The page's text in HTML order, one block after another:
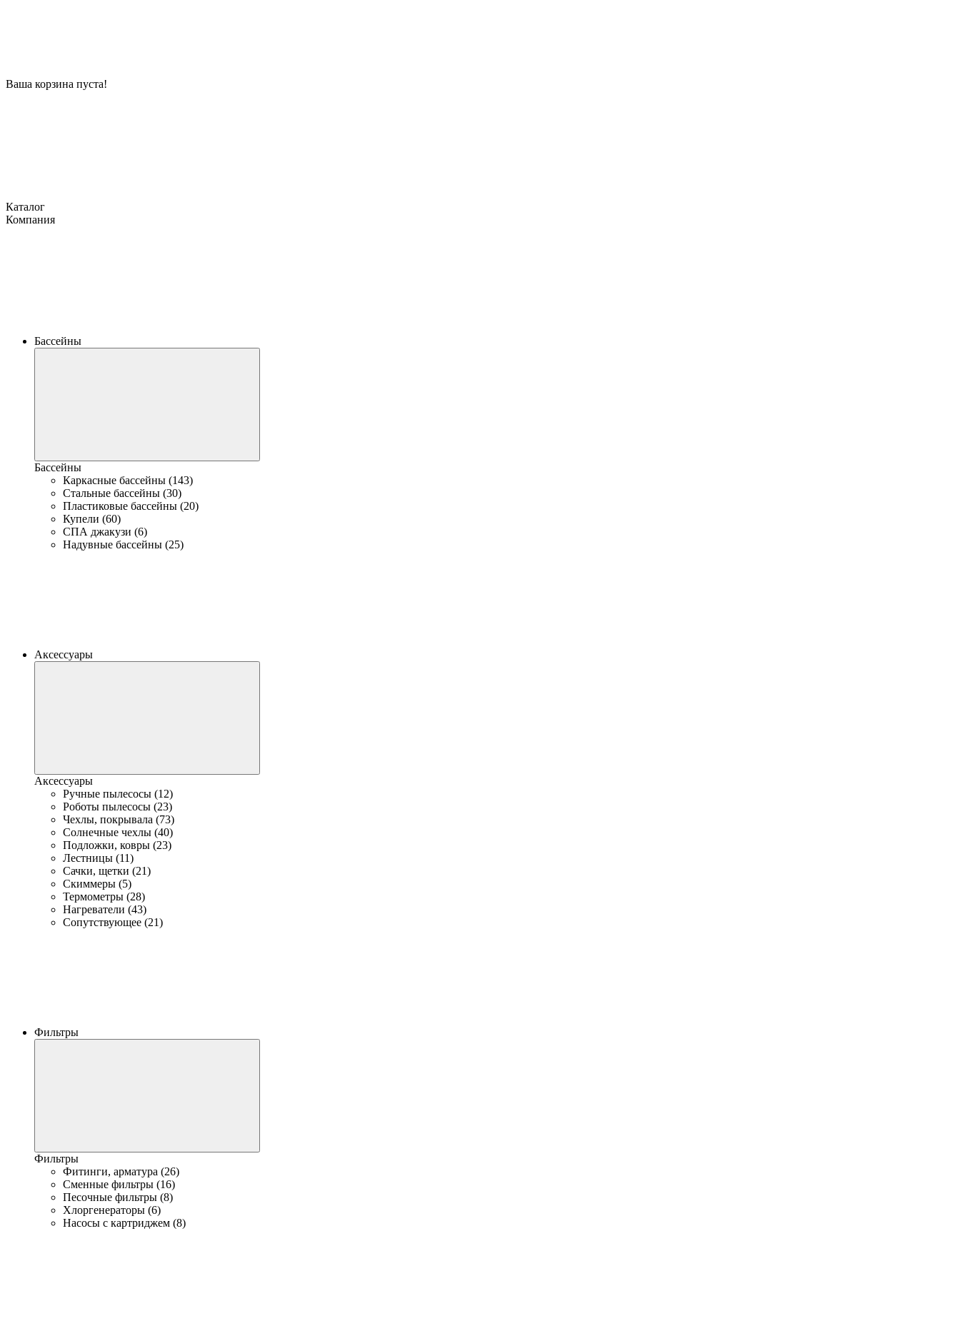
Ваша корзина пуста!
Каталог
Компания
Бассейны
Бассейны
Каркасные бассейны (143)
Стальные бассейны (30)
Пластиковые бассейны (20)
Купели (60)
СПА джакузи (6)
Надувные бассейны (25)
Аксессуары
Аксессуары
Ручные пылесосы (12)
Роботы пылесосы (23)
Чехлы, покрывала (73)
Солнечные чехлы (40)
Подложки, ковры (23)
Лестницы (11)
Сачки, щетки (21)
Скиммеры (5)
Термометры (28)
Нагреватели (43)
Сопутствующее (21)
Фильтры
Фильтры
Фитинги, арматура (26)
Сменные фильтры (16)
Песочные фильтры (8)
Хлоргенераторы (6)
Насосы с картриджем (8)